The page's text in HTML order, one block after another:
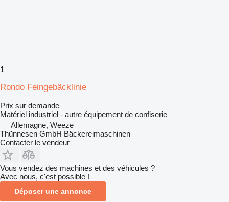
1
Rondo Feingebäcklinie
Prix sur demande
Matériel industriel - autre équipement de confiserie
Allemagne, Weeze
Thünnesen GmbH Bäckereimaschinen
Contacter le vendeur
Vous vendez des machines et des véhicules ?
Avec nous, c'est possible !
Déposer une annonce